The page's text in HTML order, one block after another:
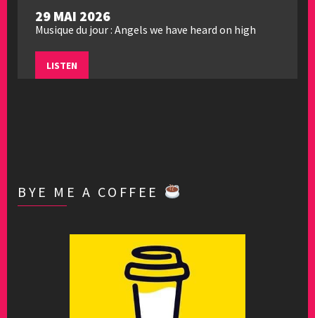
29 MAI 2026
Musique du jour : Angels we have heard on high
LISTEN
BYE ME A COFFEE